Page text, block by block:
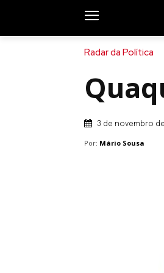
Radar da Política
3 de novembro
Por: Mário Sousa